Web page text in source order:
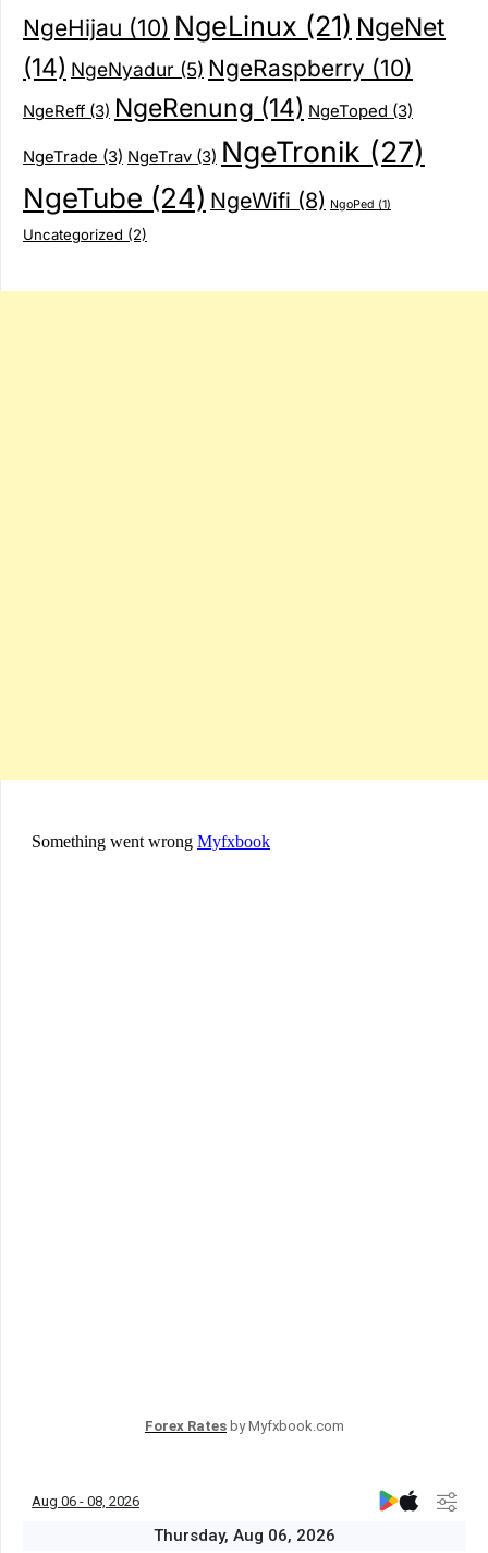
NgeHijau (10) NgeLinux (21) NgeNet
(14) NgeNyadur (5) NgeRaspberry (10)
NgeReff (3) NgeRenung (14) NgeToped (3)
NgeTrade (3) NgeTrav (3) NgeTronik (27)
NgeTube (24) NgeWifi (8) NgoPed (1)
Uncategorized (2)
Forex Rates by Myfxbook.com